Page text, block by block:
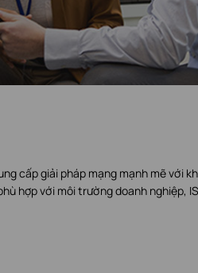
cấp giải pháp mạng mạnh mẽ với
hợp với môi trường doanh nghiệp,